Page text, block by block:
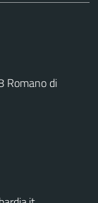
Romano di